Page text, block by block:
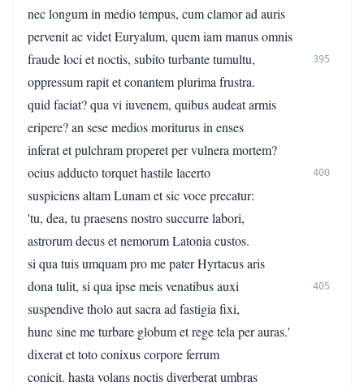
nec longum in medio tempus, cum clamor ad auris
pervenit ac videt Euryalum, quem iam manus omnis
fraude loci et noctis, subito turbante tumultu,
395
oppressum rapit et conantem plurima frustra.
quid faciat? qua vi iuvenem, quibus audeat armis
eripere? an sese medios moriturus in enses
inferat et pulchram properet per vulnera mortem?
ocius adducto torquet hastile lacerto
400
suspiciens altam Lunam et sic voce precatur:
'tu, dea, tu praesens nostro succurre labori,
astrorum decus et nemorum Latonia custos.
si qua tuis umquam pro me pater Hyrtacus aris
dona tulit, si qua ipse meis venatibus auxi
405
suspendive tholo aut sacra ad fastigia fixi,
hunc sine me turbare globum et rege tela per auras.'
dixerat et toto conixus corpore ferrum
conicit. hasta volans noctis diverberat umbras